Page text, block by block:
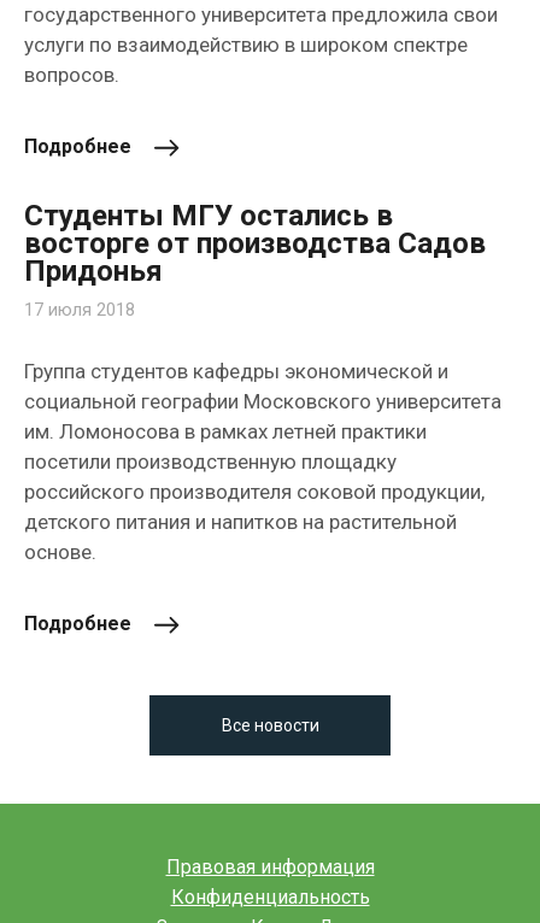
государственного университета предложила свои
услуги по взаимодействию в широком спектре
вопросов.
Подробнее
Студенты МГУ остались в
восторге от производства Садов
Придонья
17 июля 2018
Группа студентов кафедры экономической и
социальной географии Московского университета
им. Ломоносова в рамках летней практики
посетили производственную площадку
российского производителя соковой продукции,
детского питания и напитков на растительной
основе.
Подробнее
Все новости
Правовая информация
Конфиденциальность